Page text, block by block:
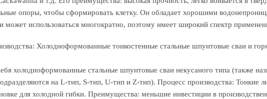
опоры, чтобы сформировать клетку. Он обладает хорошими
использоваться многократно, поэтому имеет широкий спектр
Холодноформованные тонкостенные стальные шпунтовые сваи и
холодноформованные стальные шпунтовые сваи некусаного типа (также
на L-тип, S-тип, U-тип и Z-тип). Процесс производства: Тонкие
для холодной гибки. Преимущества: меньшие инвестиции в